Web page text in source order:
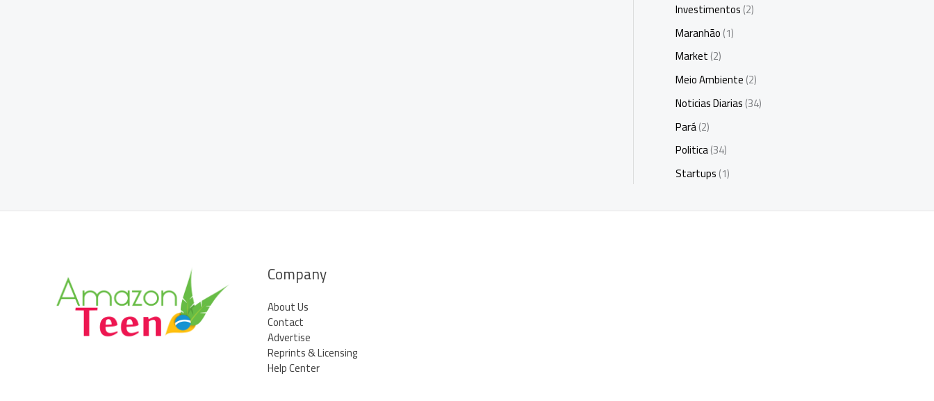
Investimentos(2)
Maranhão(1)
Market(2)
Meio Ambiente(2)
Noticias Diarias(34)
Pará(2)
Politica(34)
Startups(1)
Company
About Us
Contact
Advertise
Reprints & Licensing
Help Center